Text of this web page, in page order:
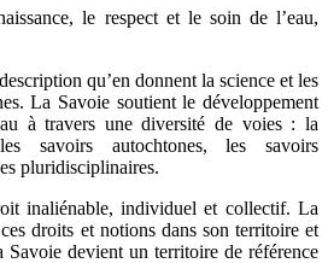
le respect et le soin de l’eau,
qu’en donnent la science et les
La Savoie soutient le développement
à travers une diversité de voies : la
savoirs autochtones, les savoirs
pluridisciplinaires.
inaliénable, individuel et collectif. La
droits et notions dans son territoire et
devient un territoire de référence